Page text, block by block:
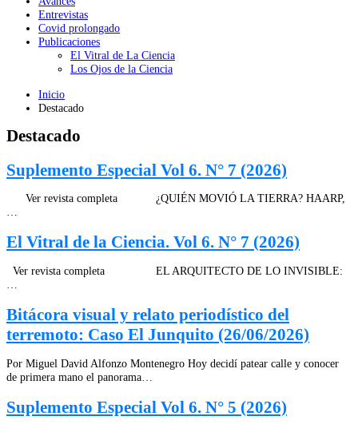
Entrevistas
Covid prolongado
Publicaciones
El Vitral de La Ciencia
Los Ojos de la Ciencia
Inicio
Destacado
Destacado
Suplemento Especial Vol 6. N° 7 (2026)
Ver revista completa ¿QUIÉN MOVIÓ LA TIERRA? HAARP,
El Vitral de la Ciencia. Vol 6. N° 7 (2026)
Ver revista completa EL ARQUITECTO DE LO INVISIBLE:
Bitácora visual y relato periodístico del
terremoto: Caso El Junquito (26/06/2026)
Por Miguel David Alfonzo Montenegro Hoy decidí patear calle y conocer
de primera mano el panorama…
Suplemento Especial Vol 6. N° 5 (2026)